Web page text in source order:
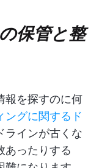
保管と整
報を探すのに何
ングに関するド
ラインが古くな
あったりする